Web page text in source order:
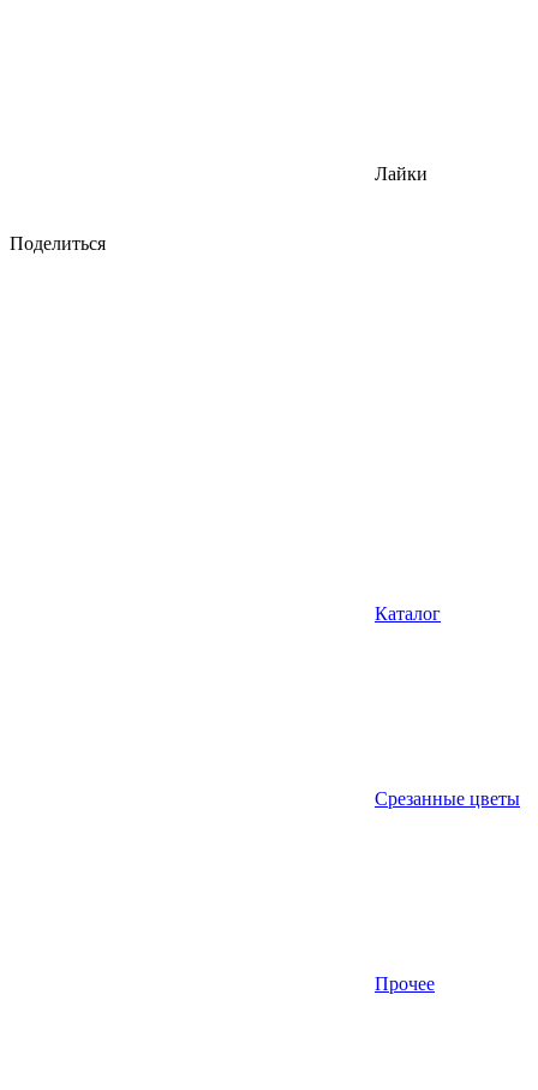
Лайки
Поделиться
Каталог
Срезанные цветы
Прочее